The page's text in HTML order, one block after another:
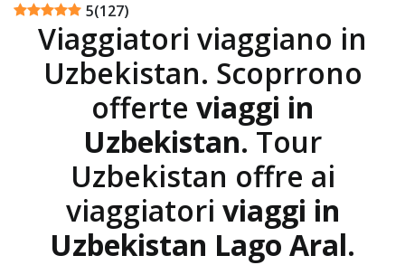
5(127)
Viaggiatori viaggiano in
Uzbekistan. Scoprrono
offerte viaggi in
Uzbekistan. Tour
Uzbekistan offre ai
viaggiatori viaggi in
Uzbekistan Lago Aral.